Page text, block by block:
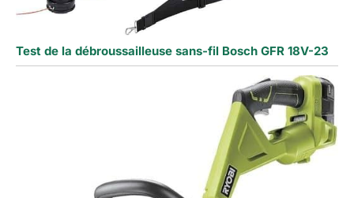
Test de la débroussailleuse sans-fil Bosch GFR 18V-23